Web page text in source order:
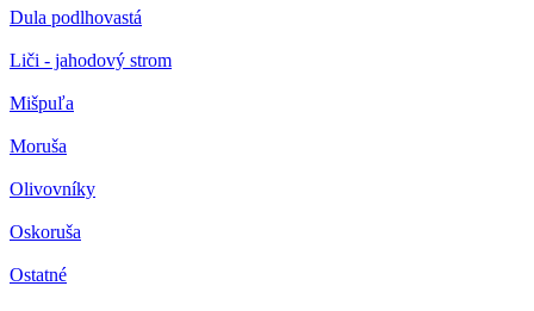
Dula podlhovastá
Liči - jahodový strom
Mišpuľa
Moruša
Olivovníky
Oskoruša
Ostatné